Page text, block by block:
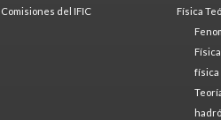
Comisiones del IFIC
Física
física